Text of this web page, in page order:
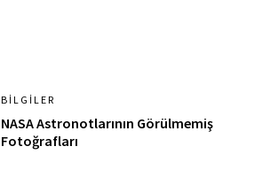
BILGILER
NASA Astronotlarının Görülmemiş
Fotoğrafları